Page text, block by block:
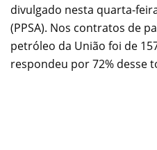
divulgado nesta quarta-
(PPSA). Nos contratos de
petróleo da União foi de
respondeu por 72% desse